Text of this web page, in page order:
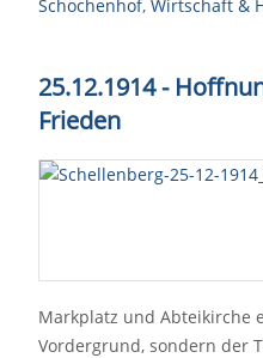
Schochenhof, Wirtschaft &
25.12.1914 -
Frieden
Markplatz und Abteikirche
Vordergrund, sondern der